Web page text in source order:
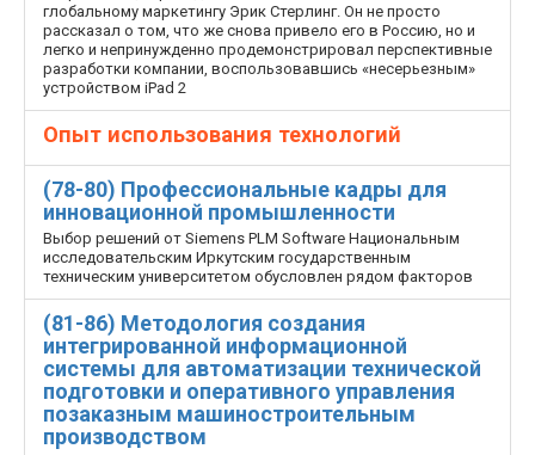
глобальному маркетингу Эрик Стерлинг. Он не просто
рассказал о том, что же снова привело его в Россию, но и
легко и непринужденно продемонстрировал перспективные
разработки компании, воспользовавшись «несерьезным»
устройством iPad 2
Опыт использования технологий
(78-80) Профессиональные кадры для
инновационной промышленности
Выбор решений от Siemens PLM Software Национальным
исследовательским Иркутским государственным
техническим университетом обусловлен рядом факторов
(81-86) Методология создания
интегрированной информационной
системы для автоматизации технической
подготовки и оперативного управления
позаказным машиностроительным
производством